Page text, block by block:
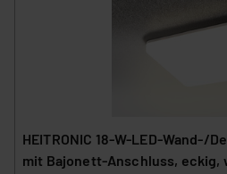
HEITRONIC 18-W-LED-Wand-/
mit Bajonett-Anschluss, eckig,